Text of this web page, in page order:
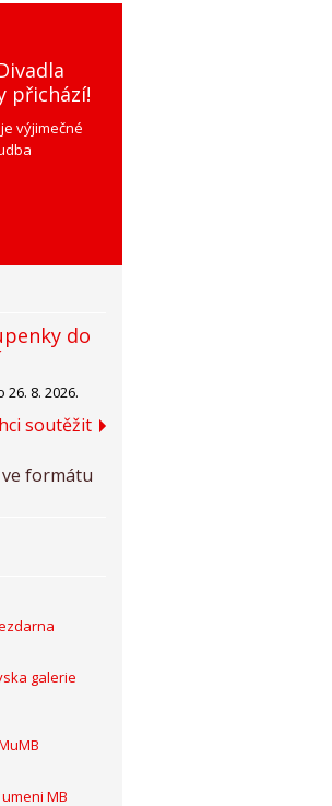
přichází!
výjimečné
do
8. 2026.
soutěžit
ve formátu